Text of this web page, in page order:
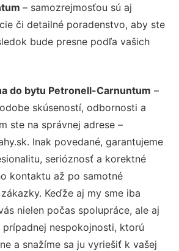
– samozrejmosťou sú aj
či detailné poradenstvo, aby ste
bude presne podľa vašich
do bytu Petronell-Carnuntum –
skúseností, odbornosti a
ste na správnej adrese –
Inak povedané, garantujeme
serióznosť a korektné
kontaktu až po samotné
Keďže aj my sme iba
nielen počas spolupráce, ale aj
nespokojnosti, ktorú
a snažíme sa ju vyriešiť k vašej